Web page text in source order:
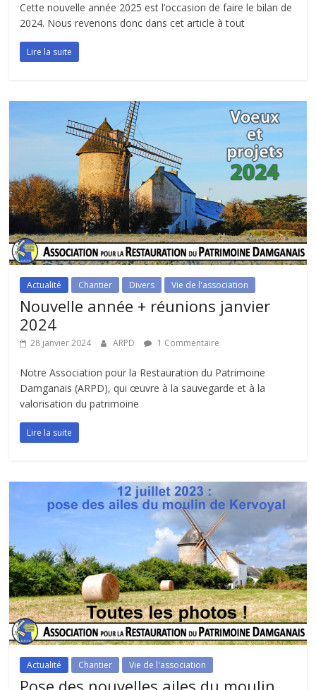
Cette nouvelle année 2025 est l’occasion de faire le bilan de
2024. Nous revenons donc dans cet article à tout
Lire la suite
Actualité Chantier Divers Vie de l'association
Nouvelle année + réunions janvier
2024
28 janvier 2024 ARPD 1 Commentaire
Notre Association pour la Restauration du Patrimoine
Damganais (ARPD), qui œuvre à la sauvegarde et à la
valorisation du patrimoine
Lire la suite
Actualité Chantier Vie de l'association